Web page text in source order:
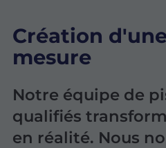
Création
mesure
Notre équipe de
qualifiés
en réalité. Nous